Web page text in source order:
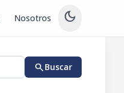
Nosotros dark_mode
searchBuscar